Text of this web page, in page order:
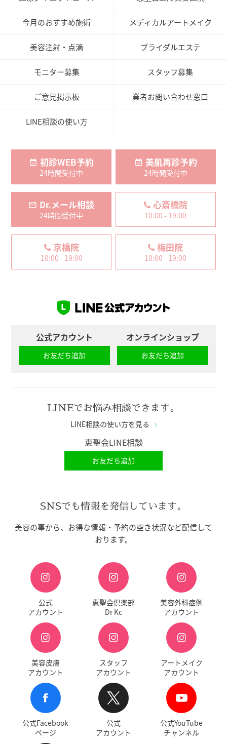
今月のおすすめ施術 メディカルアートメイク
美容注射・点滴 ブライダルエステ
モニター募集 スタッフ募集
ご意見掲示板 業者お問い合わせ窓口
LINE相談の使い方
初診WEB予約
24時間受付中
美肌再診予約
24時間受付中
Dr.メール相談
24時間受付中
心斎橋院
10:00 - 19:00
京橋院
10:00 - 19:00
梅田院
10:00 - 19:00
公式アカウント
お友だち追加
オンラインショップ
お友だち追加
LINEでお悩み相談できます。
LINE相談の使い方を見る
恵聖会LINE相談
お友だち追加
SNSでも情報を発信しています。
美容の事から、お得な情報・予約の空き状況など配信して
おります。
公式
アカウント
恵聖会倶楽部
Dr Kc
美容外科症例
アカウント
美容皮膚
アカウント
スタッフ
アカウント
アートメイク
アカウント
公式Facebook
ページ
公式
アカウント
公式YouTube
チャンネル